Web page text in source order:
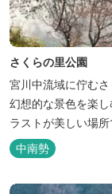
さくらの里公園
宮川中流域に佇む
幻想的な景色を楽
ラストが美しい場所
中南勢